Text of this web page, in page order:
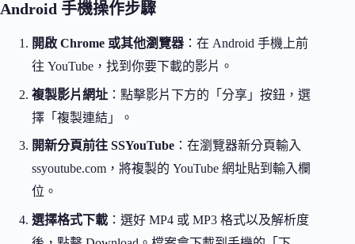
Android 手機操作步驟
開啟 Chrome 或其他瀏覽器 ：在 Android 手機上前
往 YouTube，找到你要下載的影片。
複製影片網址 ：點擊影片下方的「分享」按鈕，選
擇「複製連結」。
開新分頁前往 SSYouTube ：在瀏覽器新分頁輸入
ssyoutube.com，將複製的 YouTube 網址貼到輸入欄
位。
選擇格式下載 ：選好 MP4 或 MP3 格式以及解析度